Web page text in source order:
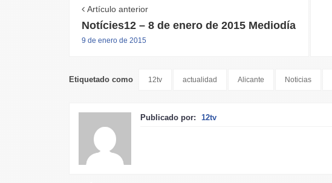
Artículo anterior
Notícies12 – 8 de enero de 2015 Mediodía
9 de enero de 2015
Etiquetado como 12tv actualidad Alicante Noticias
Publicado por: 12tv